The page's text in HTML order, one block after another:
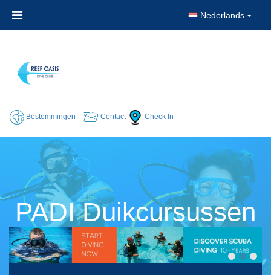
Nederlands
Bestemmingen Contact Check In
PADI Duikcursussen